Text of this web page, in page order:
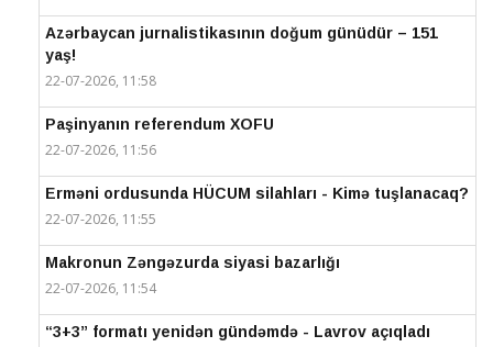
Azərbaycan jurnalistikasının doğum günüdür – 151
yaş!
22-07-2026, 11:58
Paşinyanın referendum XOFU
22-07-2026, 11:56
Erməni ordusunda HÜCUM silahları - Kimə tuşlanacaq?
22-07-2026, 11:55
Makronun Zəngəzurda siyasi bazarlığı
22-07-2026, 11:54
“3+3” formatı yenidən gündəmdə - Lavrov açıqladı